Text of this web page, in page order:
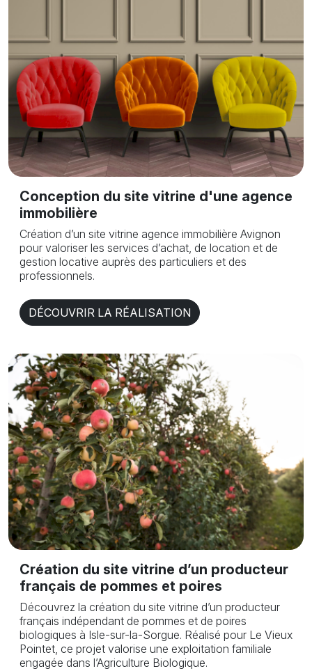
Conception du site vitrine d'une agence
immobilière
Création d’un site vitrine agence immobilière Avignon
pour valoriser les services d’achat, de location et de
gestion locative auprès des particuliers et des
professionnels.
DÉCOUVRIR LA RÉALISATION
Création du site vitrine d’un producteur
français de pommes et poires
Découvrez la création du site vitrine d’un producteur
français indépendant de pommes et de poires
biologiques à Isle-sur-la-Sorgue. Réalisé pour Le Vieux
Pointet, ce projet valorise une exploitation familiale
engagée dans l’Agriculture Biologique.